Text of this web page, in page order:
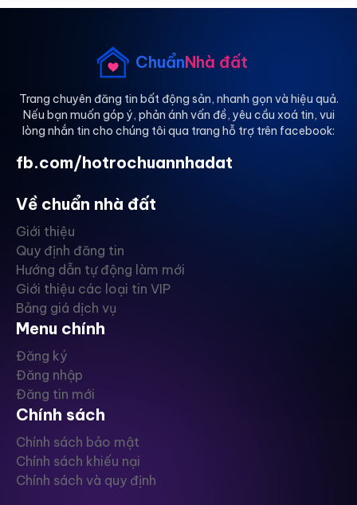
ChuẩnNhà đất
Trang chuyên đăng tin bất động sản, nhanh gọn và hiệu quả.
Nếu bạn muốn góp ý, phản ánh vấn đề, yêu cầu xoá tin, vui
lòng nhắn tin cho chúng tôi qua trang hỗ trợ trên facebook:
fb.com/hotrochuannhadat
Về chuẩn nhà đất
Giới thiệu
Quy định đăng tin
Hướng dẫn tự động làm mới
Giới thiệu các loại tin VIP
Bảng giá dịch vụ
Menu chính
Đăng ký
Đăng nhập
Đăng tin mới
Chính sách
Chính sách bảo mật
Chính sách khiếu nại
Chính sách và quy định